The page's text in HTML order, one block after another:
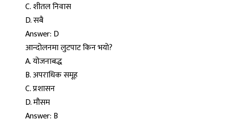
C. शीतल निवास
D. सबै
Answer: D
आन्दोलनमा लुटपाट किन भयो?
A. योजनाबद्ध
B. अपराधिक समूह
C. प्रशासन
D. मौसम
Answer: B